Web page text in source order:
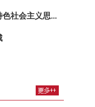
社会主义思...